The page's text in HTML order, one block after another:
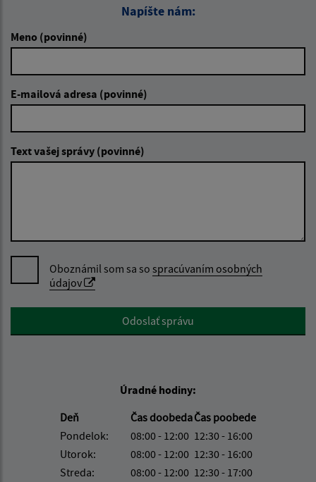
Napíšte nám:
Meno (povinné)
E-mailová adresa (povinné)
Text vašej správy (povinné)
Oboznámil som sa so spracúvaním osobných
údajov
Google reCaptcha ResponseOdoslať správu
Úradné hodiny:
Deň
Čas doobedaČas poobede
Pondelok:
08:00 - 12:00 12:30 - 16:00
Utorok:
08:00 - 12:00 12:30 - 16:00
Streda:
08:00 - 12:00 12:30 - 17:00